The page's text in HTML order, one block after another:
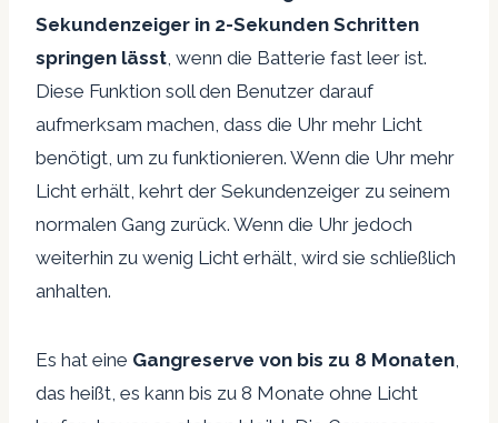
Sekundenzeiger in 2-Sekunden Schritten
springen lässt, wenn die Batterie fast leer ist.
Diese Funktion soll den Benutzer darauf
aufmerksam machen, dass die Uhr mehr Licht
benötigt, um zu funktionieren. Wenn die Uhr mehr
Licht erhält, kehrt der Sekundenzeiger zu seinem
normalen Gang zurück. Wenn die Uhr jedoch
weiterhin zu wenig Licht erhält, wird sie schließlich
anhalten.
Es hat eine Gangreserve von bis zu 8 Monaten,
das heißt, es kann bis zu 8 Monate ohne Licht